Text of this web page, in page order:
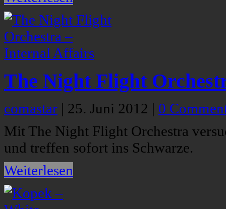
The Night Flight
comastar | 25. Juni 2012 | 0
Mit The Night Flight Orchestra
und treffen sofort ins Schwarze.
Weiterlesen